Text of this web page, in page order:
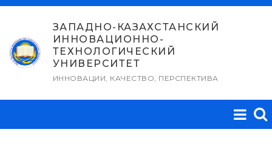
Перейти
содержимому
ЗАПАДНО-КАЗАХСТАНСКИЙ
ИННОВАЦИОННО-
ТЕХНОЛОГИЧЕСКИЙ
УНИВЕРСИТЕТ
ИННОВАЦИИ, КАЧЕСТВО, ПЕРСПЕКТИВА